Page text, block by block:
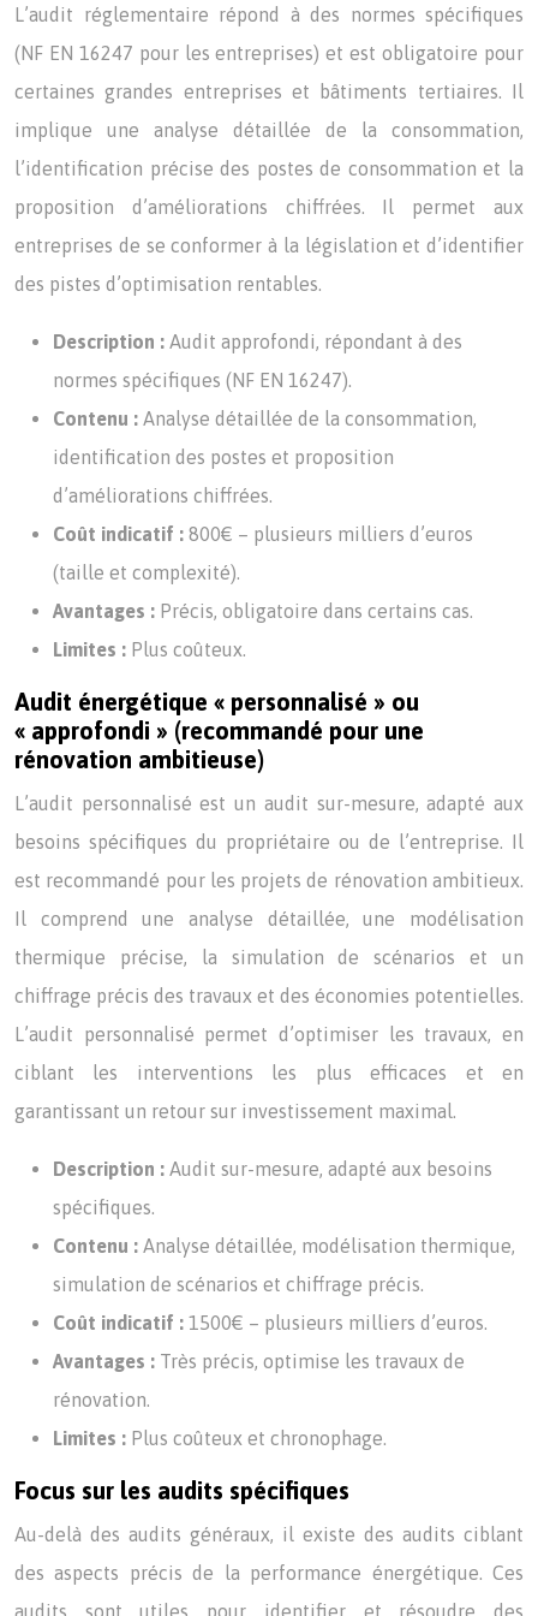
L’audit réglementaire répond à des normes spécifiques
(NF EN 16247 pour les entreprises) et est obligatoire pour
certaines grandes entreprises et bâtiments tertiaires. Il
implique une analyse détaillée de la consommation,
l’identification précise des postes de consommation et la
proposition d’améliorations chiffrées. Il permet aux
entreprises de se conformer à la législation et d’identifier
des pistes d’optimisation rentables.
Description : Audit approfondi, répondant à des
normes spécifiques (NF EN 16247).
Contenu : Analyse détaillée de la consommation,
identification des postes et proposition
d’améliorations chiffrées.
Coût indicatif : 800€ – plusieurs milliers d’euros
(taille et complexité).
Avantages : Précis, obligatoire dans certains cas.
Limites : Plus coûteux.
Audit énergétique « personnalisé » ou
« approfondi » (recommandé pour une
rénovation ambitieuse)
L’audit personnalisé est un audit sur-mesure, adapté aux
besoins spécifiques du propriétaire ou de l’entreprise. Il
est recommandé pour les projets de rénovation ambitieux.
Il comprend une analyse détaillée, une modélisation
thermique précise, la simulation de scénarios et un
chiffrage précis des travaux et des économies potentielles.
L’audit personnalisé permet d’optimiser les travaux, en
ciblant les interventions les plus efficaces et en
garantissant un retour sur investissement maximal.
Description : Audit sur-mesure, adapté aux besoins
spécifiques.
Contenu : Analyse détaillée, modélisation thermique,
simulation de scénarios et chiffrage précis.
Coût indicatif : 1500€ – plusieurs milliers d’euros.
Avantages : Très précis, optimise les travaux de
rénovation.
Limites : Plus coûteux et chronophage.
Focus sur les audits spécifiques
Au-delà des audits généraux, il existe des audits ciblant
des aspects précis de la performance énergétique. Ces
audits sont utiles pour identifier et résoudre des